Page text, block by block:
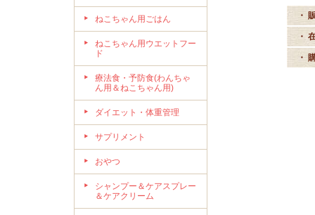
ねこちゃん用ごはん
ねこちゃん用ウエットフー
ド
療法食・予防食(わんちゃ
ん用＆ねこちゃん用)
ダイエット・体重管理
サプリメント
おやつ
シャンプー＆ケアスプレー
＆ケアクリーム
・
・
・